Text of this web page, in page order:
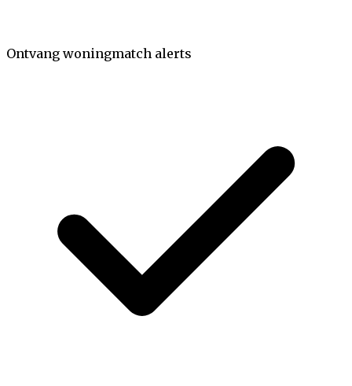
Ontvang woningmatch alerts